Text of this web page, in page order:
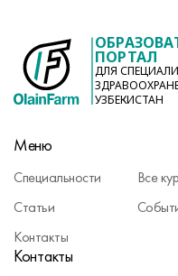
ПОРТАЛ
ДЛЯ
УЗБЕКИСТАН
Меню
Специальности
Все
Статьи
Контакты
Контакты